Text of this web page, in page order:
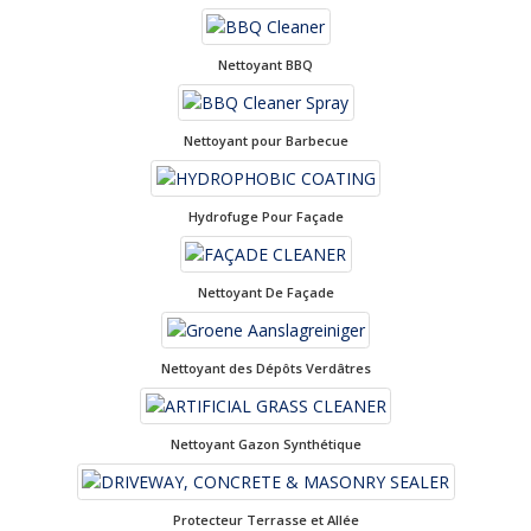
Nettoyant BBQ
Nettoyant pour Barbecue
Hydrofuge Pour Façade
Nettoyant De Façade
Nettoyant des Dépôts Verdâtres
Nettoyant Gazon Synthétique
Protecteur Terrasse et Allée